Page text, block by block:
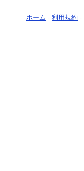
ホーム - 利用規約 -